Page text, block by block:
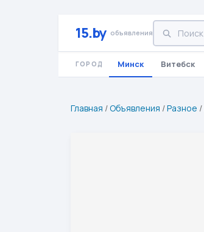
15.by объявления
ГОРОД Минск Витебск
Главная /Объявления /Разное /